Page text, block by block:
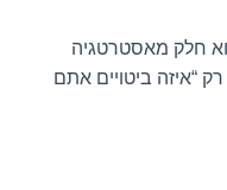
חלק מאסטרטגיה
“איזה ביטויים אתם